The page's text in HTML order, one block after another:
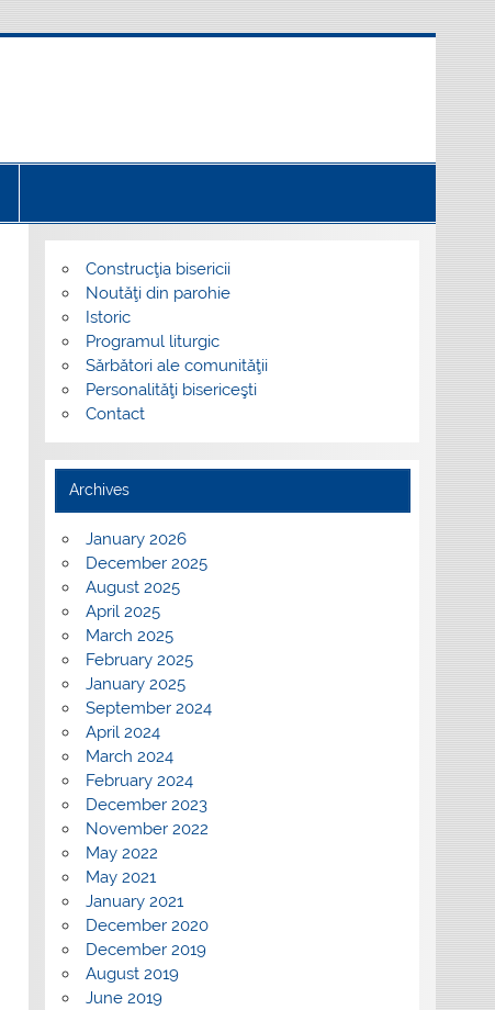
Construcţia bisericii
Noutăţi din parohie
Istoric
Programul liturgic
Sărbători ale comunităţii
Personalităţi bisericeşti
Contact
Archives
January 2026
December 2025
August 2025
April 2025
March 2025
February 2025
January 2025
September 2024
April 2024
March 2024
February 2024
December 2023
November 2022
May 2022
May 2021
January 2021
December 2020
December 2019
August 2019
June 2019